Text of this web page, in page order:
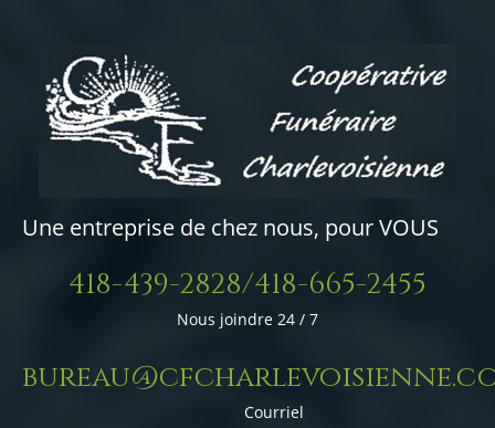
Une entreprise de chez nous, pour VOUS
418-439-2828/418-665-2455
Nous joindre 24 / 7
Courriel